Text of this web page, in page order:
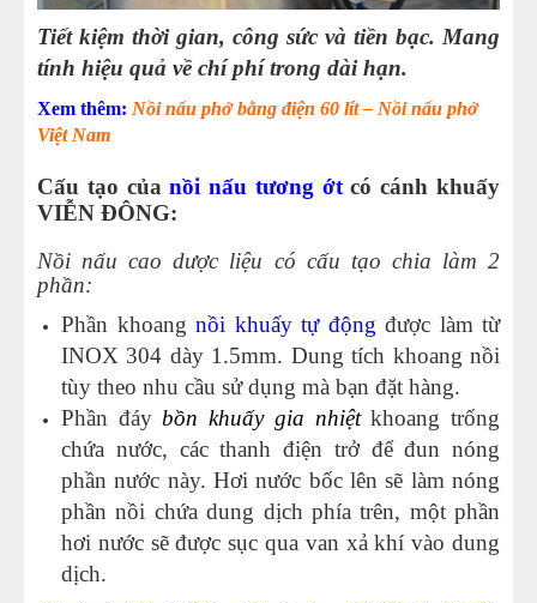
Tiết kiệm thời gian, công sức và tiền bạc. Mang
tính hiệu quả về chí phí trong dài hạn.
Xem thêm: Nồi nấu phở bằng điện 60 lít – Nồi nấu phở
Việt Nam
Cấu tạo củanồi nấu tương ớtcó cánh khuấy
VIỄN ĐÔNG:
Nồi nấu cao dược liệu có cấu tạo chia làm 2
phần:
Phần khoang nồi khuấy tự động được làm từ
INOX 304 dày 1.5mm. Dung tích khoang nồi
tùy theo nhu cầu sử dụng mà bạn đặt hàng.
Phần đáy bồn khuấy gia nhiệtkhoang trống
chứa nước, các thanh điện trở để đun nóng
phần nước này. Hơi nước bốc lên sẽ làm nóng
phần nồi chứa dung dịch phía trên, một phần
hơi nước sẽ được sục qua van xả khí vào dung
dịch.